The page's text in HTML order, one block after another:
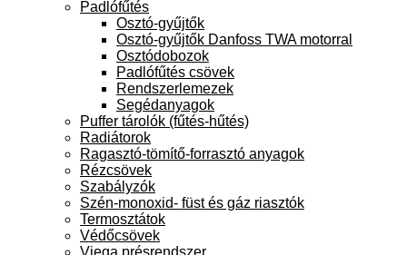
Padlófűtés
Osztó-gyűjtők
Osztó-gyűjtők Danfoss TWA motorral
Osztódobozok
Padlófűtés csövek
Rendszerlemezek
Segédanyagok
Puffer tárolók (fűtés-hűtés)
Radiátorok
Ragasztó-tömítő-forrasztó anyagok
Rézcsövek
Szabályzók
Szén-monoxid- füst és gáz riasztók
Termosztátok
Védőcsövek
Viega présrendszer